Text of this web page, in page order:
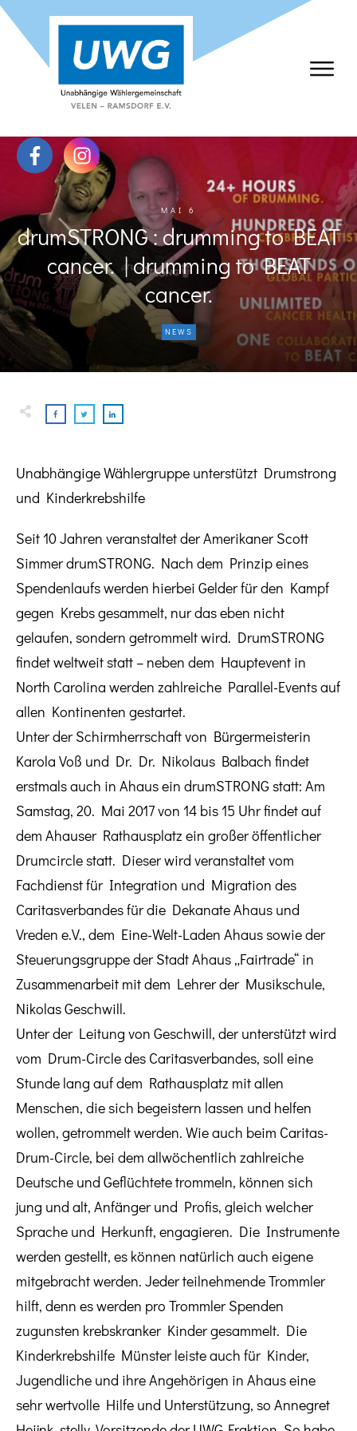
MAI 6
drumSTRONG : drumming to BEAT
cancer. | drumming to BEAT
cancer.
NEWS
Unabhängige Wählergruppe unterstützt Drumstrong
und Kinderkrebshilfe
Seit 10 Jahren veranstaltet der Amerikaner Scott
Simmer drumSTRONG. Nach dem Prinzip eines
Spendenlaufs werden hierbei Gelder für den Kampf
gegen Krebs gesammelt, nur das eben nicht
gelaufen, sondern getrommelt wird. DrumSTRONG
findet weltweit statt – neben dem Hauptevent in
North Carolina werden zahlreiche Parallel-Events auf
allen Kontinenten gestartet.
Unter der Schirmherrschaft von Bürgermeisterin
Karola Voß und Dr. Dr. Nikolaus Balbach findet
erstmals auch in Ahaus ein drumSTRONG statt: Am
Samstag, 20. Mai 2017 von 14 bis 15 Uhr findet auf
dem Ahauser Rathausplatz ein großer öffentlicher
Drumcircle statt. Dieser wird veranstaltet vom
Fachdienst für Integration und Migration des
Caritasverbandes für die Dekanate Ahaus und
Vreden e.V., dem Eine-Welt-Laden Ahaus sowie der
Steuerungsgruppe der Stadt Ahaus „Fairtrade“ in
Zusammenarbeit mit dem Lehrer der Musikschule,
Nikolas Geschwill.
Unter der Leitung von Geschwill, der unterstützt wird
vom Drum-Circle des Caritasverbandes, soll eine
Stunde lang auf dem Rathausplatz mit allen
Menschen, die sich begeistern lassen und helfen
wollen, getrommelt werden. Wie auch beim Caritas-
Drum-Circle, bei dem allwöchentlich zahlreiche
Deutsche und Geflüchtete trommeln, können sich
jung und alt, Anfänger und Profis, gleich welcher
Sprache und Herkunft, engagieren. Die Instrumente
werden gestellt, es können natürlich auch eigene
mitgebracht werden. Jeder teilnehmende Trommler
hilft, denn es werden pro Trommler Spenden
zugunsten krebskranker Kinder gesammelt. Die
Kinderkrebshilfe Münster leiste auch für Kinder,
Jugendliche und ihre Angehörigen in Ahaus eine
sehr wertvolle Hilfe und Unterstützung, so Annegret